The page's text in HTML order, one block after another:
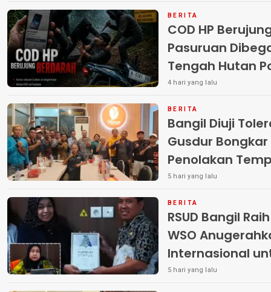
BERITA
COD HP
Pasuruan
Tengah Hutan Polisi Buru Tiga
Pelaku
4 hari yang lalu
BERITA
Bangil Diuji
Gusdur
Penolakan
5 hari yang lalu
BERITA
RSUD Bangil
WSO
Internasional
5 hari yang lalu